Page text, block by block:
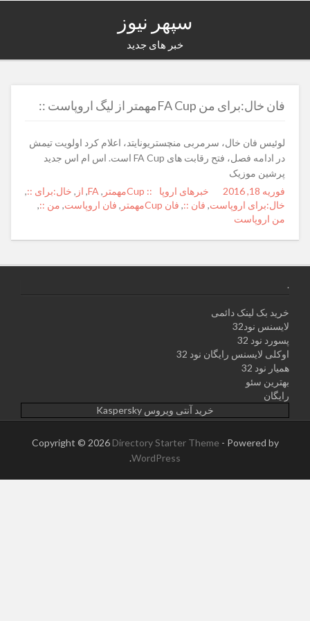
سپهر نیوز
خبر های جدید
فان خال:برای من FA Cupمهمتر از لیگ اروپاست ::
لوئیس فان خال، سرمربی منچستریونایتد، اعلام کرد اولویت تیمش
در ادامه فصل، فتح رقابت های ‏FA ‎Cup‏ است.‏ اس ام اس جدید
پرشین موزیک
Posted
on
فوریه 18, 2016 Author
Categories
خبرهای اروپا Tags
:: Cupمهمتر ,
FA
, از , خال:برای ::,
خال:برای اروپاست, فان ::, فان Cupمهمتر , فان اروپاست, من ::,
من اروپاست
.
خرید بک لینک دائمی
لایسنس نود32
پسورد نود 32
اوکلی لایسنس رایگان نود 32
همیار نود 32
بهترین سئو
رایگان
خرید آنتی ویروس Kaspersky
Copyright © 2026 Directory Starter Theme - Powered by
WordPress
.